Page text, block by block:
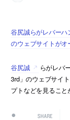
谷尻誠らがレバーハ
のウェブサイトがオ
谷尻誠
らがレバ
3rd」のウェブサイ
プトなどを見ること
SHARE